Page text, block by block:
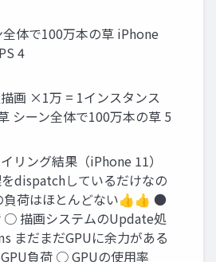
全体で100万本の草 iPhone
4
画 ×1万 = 1インスタンス
シーン全体で100万本の草 5
リング結果（iPhone 11）
dispatchしているだけなの
負荷はほとんどない👍👍 ●
○ 描画システムのUpdate処
まだまだGPUに余力がある
負荷 ○ GPUの使用率